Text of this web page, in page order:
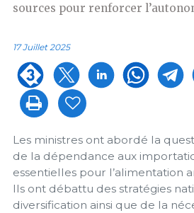
sources pour renforcer
17 Juillet 2025
Les ministres ont abordé la
de la dépendance aux
essentielles pour l’alimentation
Ils ont débattu des stratégies
diversification ainsi que de la